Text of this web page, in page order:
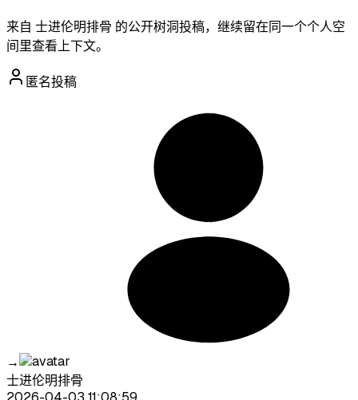
来自 士进伦明排骨 的公开树洞投稿，继续留在同一个个人空
间里查看上下文。
匿名投稿
→
士进伦明排骨